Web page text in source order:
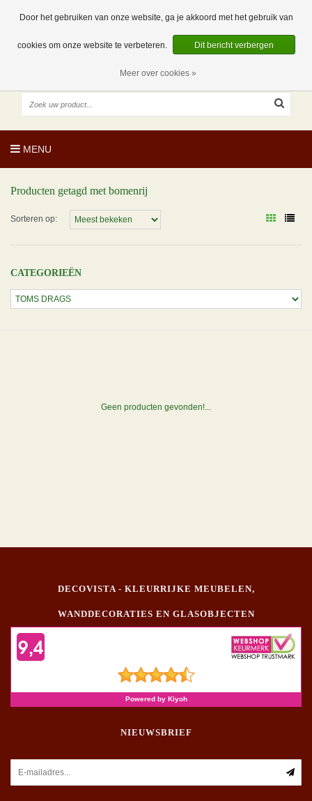
0 Artikelen
NL
EUR
MENU
Producten getagd met bomenrij
Sorteren op:
CATEGORIEËN
Geen producten gevonden!...
DECOVISTA - KLEURRIJKE MEUBELEN,
WANDDECORATIES EN GLASOBJECTEN
NIEUWSBRIEF
Door het gebruiken van onze website, ga je akkoord met het gebruik van
cookies om onze website te verbeteren. Dit bericht verbergen
Meer over cookies »